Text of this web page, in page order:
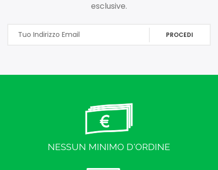
esclusive.
PROCEDI
NESSUN MINIMO D'ORDINE